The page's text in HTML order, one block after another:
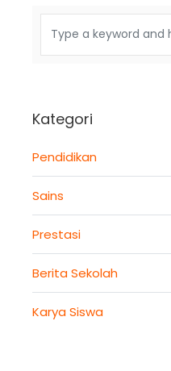
Kategori
Pendidikan
Sains
Prestasi
Berita Sekolah
Karya Siswa